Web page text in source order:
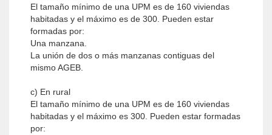
El tamaño mínimo de una UPM es de 160 viviendas
habitadas y el máximo es de 300. Pueden estar
formadas por:
Una manzana.
La unión de dos o más manzanas contiguas del
mismo AGEB.
c) En rural
El tamaño mínimo de una UPM es de 160 viviendas
habitadas y el máximo es 300. Pueden estar formadas
por: